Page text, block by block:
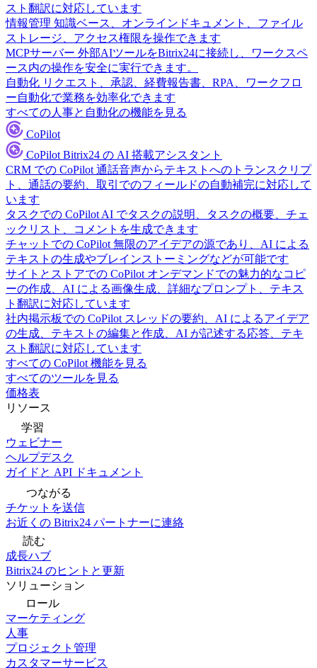
スト翻訳に対応しています
情報管理 知識ベース、オンラインドキュメント、ファイル
ストレージ、アクセス権限を操作できます
MCPサーバー 外部AIツールをBitrix24に接続し、ワークスペ
ース内の操作を安全に実行できます。
自動化 リクエスト、承認、経費報告書、RPA、ワークフロ
ー自動化で業務を効率化できます
すべての人事と自動化の機能を見る
CoPilot
CoPilot Bitrix24 の AI 搭載アシスタント
CRM での CoPilot 通話音声からテキストへのトランスクリプ
ト、通話の要約、取引でのフィールドの自動補完に対応して
います
タスクでの CoPilot AI でタスクの説明、タスクの概要、チェ
ックリスト、コメントを生成できます
チャットでの CoPilot 無限のアイデアの源であり、AI による
テキストの生成やブレインストーミングなどが可能です
サイトとストアでの CoPilot オンデマンドでの魅力的なコピ
ーの作成、AI による画像生成、詳細なプロンプト、テキス
ト翻訳に対応しています
社内掲示板での CoPilot スレッドの要約、AI によるアイデア
の生成、テキストの編集と作成、AI が記述する応答、テキ
スト翻訳に対応しています
すべての CoPilot 機能を見る
すべてのツールを見る
価格表
リソース
学習
ウェビナー
ヘルプデスク
ガイドと API ドキュメント
つながる
チケットを送信
お近くの Bitrix24 パートナーに連絡
読む
成長ハブ
Bitrix24 のヒントと更新
ソリューション
ロール
マーケティング
人事
プロジェクト管理
カスタマーサービス